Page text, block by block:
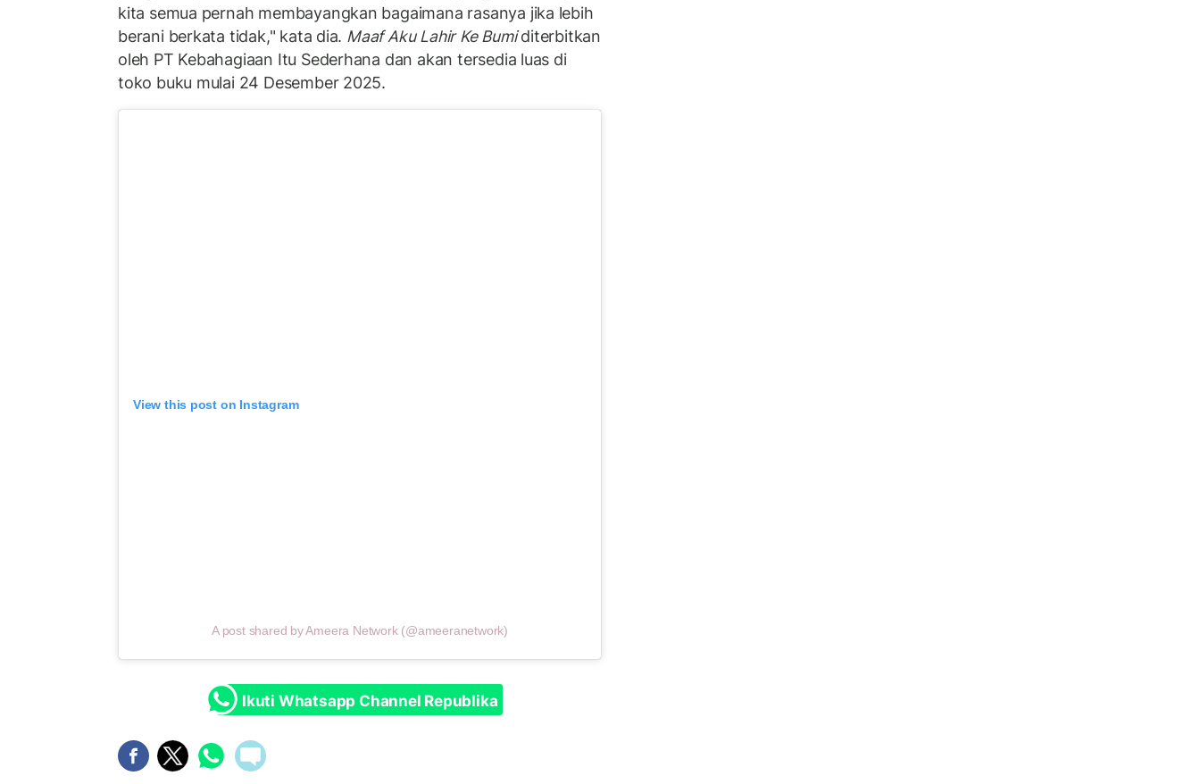
kita semua pernah membayangkan bagaimana rasanya jika lebih
berani berkata tidak," kata dia. Maaf Aku Lahir Ke Bumiditerbitkan
oleh PT Kebahagiaan Itu Sederhana dan akan tersedia luas di
toko buku mulai 24 Desember 2025.
View this post on Instagram
A post shared by Ameera Network (@ameeranetwork)
Ikuti Whatsapp Channel Republika